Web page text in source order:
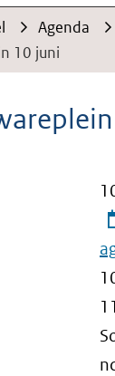
Agenda
10 juni